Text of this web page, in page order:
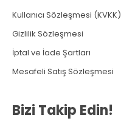
Kullanıcı Sözleşmesi (KVKK)
Gizlilik Sözleşmesi
İptal ve İade Şartları
Mesafeli Satış Sözleşmesi
Bizi Takip Edin!